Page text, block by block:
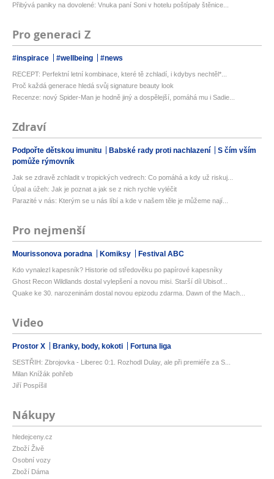
Přibývá paniky na dovolené: Vnuka paní Soni v hotelu poštípaly štěnice...
Pro generaci Z
#inspirace #wellbeing #news
RECEPT: Perfektní letní kombinace, které tě zchladí, i kdybys nechtěl*...
Proč každá generace hledá svůj signature beauty look
Recenze: nový Spider-Man je hodně jiný a dospělejší, pomáhá mu i Sadie...
Zdraví
Podpořte dětskou imunitu Babské rady proti nachlazení
S čím vším
pomůže rýmovník
Jak se zdravě zchladit v tropických vedrech: Co pomáhá a kdy už riskuj...
Úpal a úžeh: Jak je poznat a jak se z nich rychle vyléčit
Parazité v nás: Kterým se u nás líbí a kde v našem těle je můžeme nají...
Pro nejmenší
Mourissonova poradna Komiksy Festival ABC
Kdo vynalezl kapesník? Historie od středověku po papírové kapesníky
Ghost Recon Wildlands dostal vylepšení a novou misi. Starší díl Ubisof...
Quake ke 30. narozeninám dostal novou epizodu zdarma. Dawn of the Mach...
Video
Prostor X Branky, body, kokoti Fortuna liga
SESTŘIH: Zbrojovka - Liberec 0:1. Rozhodl Dulay, ale při premiéře za S...
Milan Knížák pohřeb
Jiří Pospíšil
Nákupy
hledejceny.cz
Zboží Živě
Osobní vozy
Zboží Dáma